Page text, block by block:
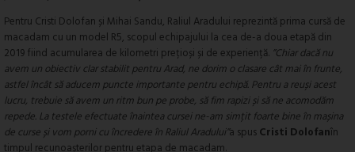
Pentru Cristi Dolofan și Mihai Sandu, Raliul Aradului reprezintă prima cursă de
macadam cu un model R5, scopul echipajului la cea de-a doua etapă din
2019 fiind acumularea de kilometri prețioși și de experiență. ”Chiar dacă nu
avem un obiectiv clar stabilit pentru Arad, ne dorim o clasare cât mai în frunte,
astfel încât să aducem puncte importante pentru echipă. Pentru a reuși acest
lucru, trebuie să avem un ritm bun pe probe, să fim rapizi și să ne acomodăm
repede. La testele efectuate înaintea cursei ne-am simțit foarte bine în mașina
de curse și vom porni cu încredere în Raliul Aradului”a spusCristi Dolofanîn
timpul recunoașterilor pentru etapa de macadam.